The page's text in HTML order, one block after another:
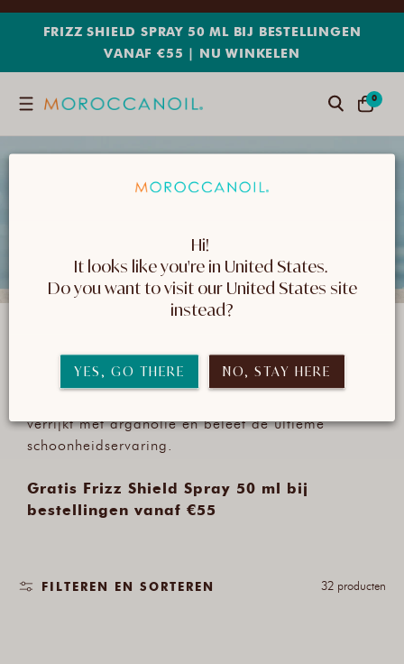
FRIZZ SHIELD SPRAY 50 ML BIJ BESTELLINGEN
VANAF €55 | NU WINKELEN
Zoeken 0
0
De favorieten van Moroccanoil-fans! Koop onze
verrijkt met arganolie en beleef de ultieme
schoonheidservaring.
Gratis Frizz Shield Spray 50 ml bij
bestellingen vanaf €55
FILTEREN EN SORTEREN 32 producten
Hi!
It looks like you're in United States.
instead?
YES, GO THERE NO, STAY HERE